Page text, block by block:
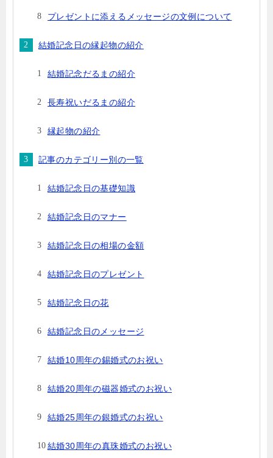
プレゼントに添えるメッセージの文例について
結婚記念日の縁起物の紹介
結婚記念だるまの紹介
長寿祝いだるまの紹介
縁起物の紹介
記事のカテゴリー別の一覧
結婚記念日の基礎知識
結婚記念日のマナー
結婚記念日の相場の金額
結婚記念日のプレゼント
結婚記念日の花
結婚記念日のメッセージ
結婚10周年の錫婚式のお祝い
結婚20周年の磁器婚式のお祝い
結婚25周年の銀婚式のお祝い
結婚30周年の真珠婚式のお祝い